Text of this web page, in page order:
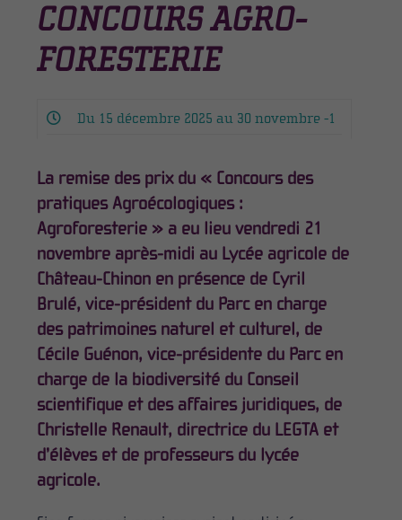
CONCOURS AGRO-
FORESTERIE
Du 15 décembre 2025 au 30 novembre -1
La remise des prix du « Concours des
pratiques Agroécologiques :
Agroforesterie » a eu lieu vendredi 21
novembre après-midi au Lycée agricole de
Château-Chinon en présence de Cyril
Brulé, vice-président du Parc en charge
des patrimoines naturel et culturel, de
Cécile Guénon, vice-présidente du Parc en
charge de la biodiversité du Conseil
scientifique et des affaires juridiques, de
Christelle Renault, directrice du LEGTA et
d’élèves et de professeurs du lycée
agricole.